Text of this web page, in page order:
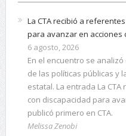
La CTA recibió a
para avanzar en acciones
6 agosto, 2026
En el encuentro se
de las políticas públicas y
estatal. La entrada La
con discapacidad para
publicó primero en CTA.
Melissa Zenobi